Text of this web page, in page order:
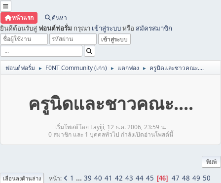
หน้าแรก ค้นหา
ยินดีต้อนรับสู่ ฟอนต์ฟอรั่ม กรุณา เข้าสู่ระบบหรือ สมัครสมาชิก
ฟอนต์ฟอรั่ม ► F0NT Community (เก่า) ► แตกฟอง ► ครูนิดและชาวคณะ....
ครูนิดและชาวคณะ....
เริ่มโพสต์โดย Layiji, 12 ธ.ค. 2006, 23:59 น.
0 สมาชิก และ 1 บุคคลทั่วไป กำลังเปิดอ่านโพสต์นี้
พิมพ์
เลื่อนลงด้านล่าง หน้า 1 ... 39 40 41 42 43 44 45 46 47 48 49 50